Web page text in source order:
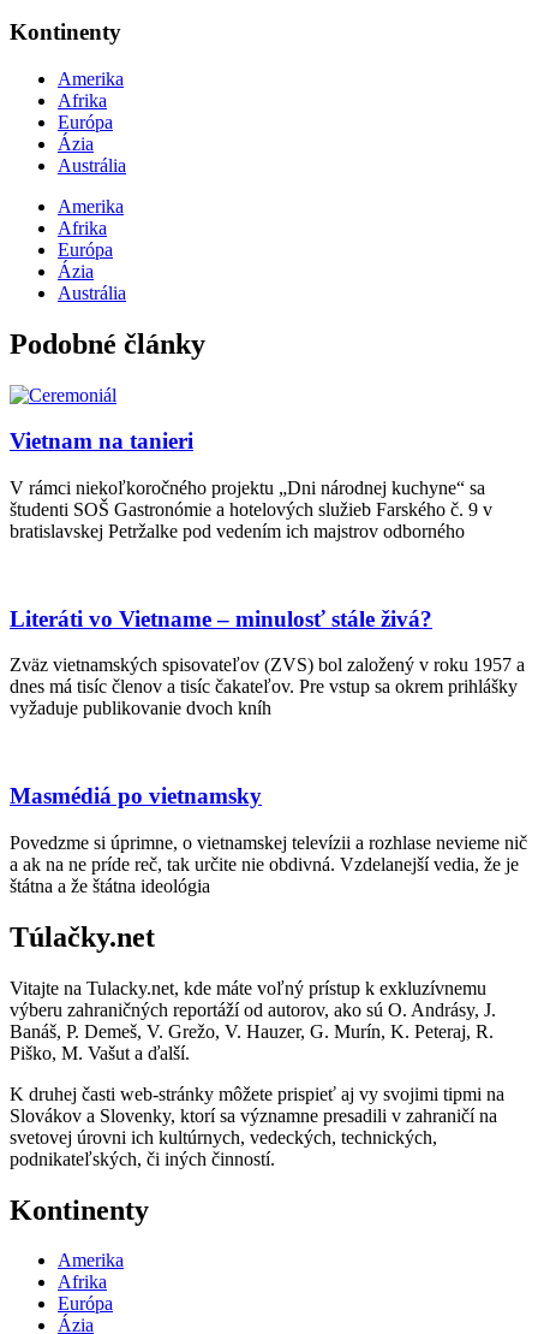
Kontinenty
Amerika
Afrika
Európa
Ázia
Austrália
Amerika
Afrika
Európa
Ázia
Austrália
Podobné články
Vietnam na tanieri
V rámci niekoľkoročného projektu „Dni národnej kuchyne“ sa
študenti SOŠ Gastronómie a hotelových služieb Farského č. 9 v
bratislavskej Petržalke pod vedením ich majstrov odborného
Literáti vo Vietname – minulosť stále živá?
Zväz vietnamských spisovateľov (ZVS) bol založený v roku 1957 a
dnes má tisíc členov a tisíc čakateľov. Pre vstup sa okrem prihlášky
vyžaduje publikovanie dvoch kníh
Masmédiá po vietnamsky
Povedzme si úprimne, o vietnamskej televízii a rozhlase nevieme nič
a ak na ne príde reč, tak určite nie obdivná. Vzdelanejší vedia, že je
štátna a že štátna ideológia
Túlačky.net
Vitajte na Tulacky.net, kde máte voľný prístup k exkluzívnemu
výberu zahraničných reportáží od autorov, ako sú O. Andrásy, J.
Banáš, P. Demeš, V. Grežo, V. Hauzer, G. Murín, K. Peteraj, R.
Piško, M. Vašut a ďalší.
K druhej časti web-stránky môžete prispieť aj vy svojimi tipmi na
Slovákov a Slovenky, ktorí sa významne presadili v zahraničí na
svetovej úrovni ich kultúrnych, vedeckých, technických,
podnikateľských, či iných činností.
Kontinenty
Amerika
Afrika
Európa
Ázia